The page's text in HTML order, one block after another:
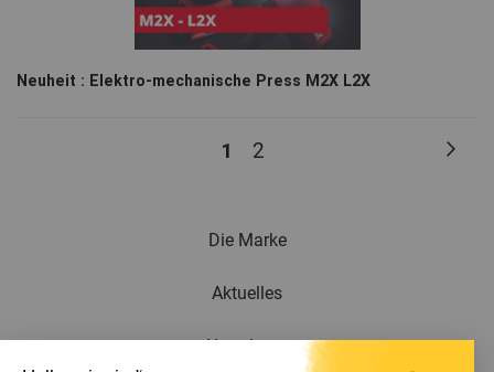
Neuheit : Elektro-mechanische Press M2X L2X
Seite
Sie
Seite
1 Seite
2
Die Marke
Aktuelles
Newsletter